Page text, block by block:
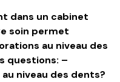
dans un cabinet
soin permet
au niveau des
questions: –
niveau des dents?